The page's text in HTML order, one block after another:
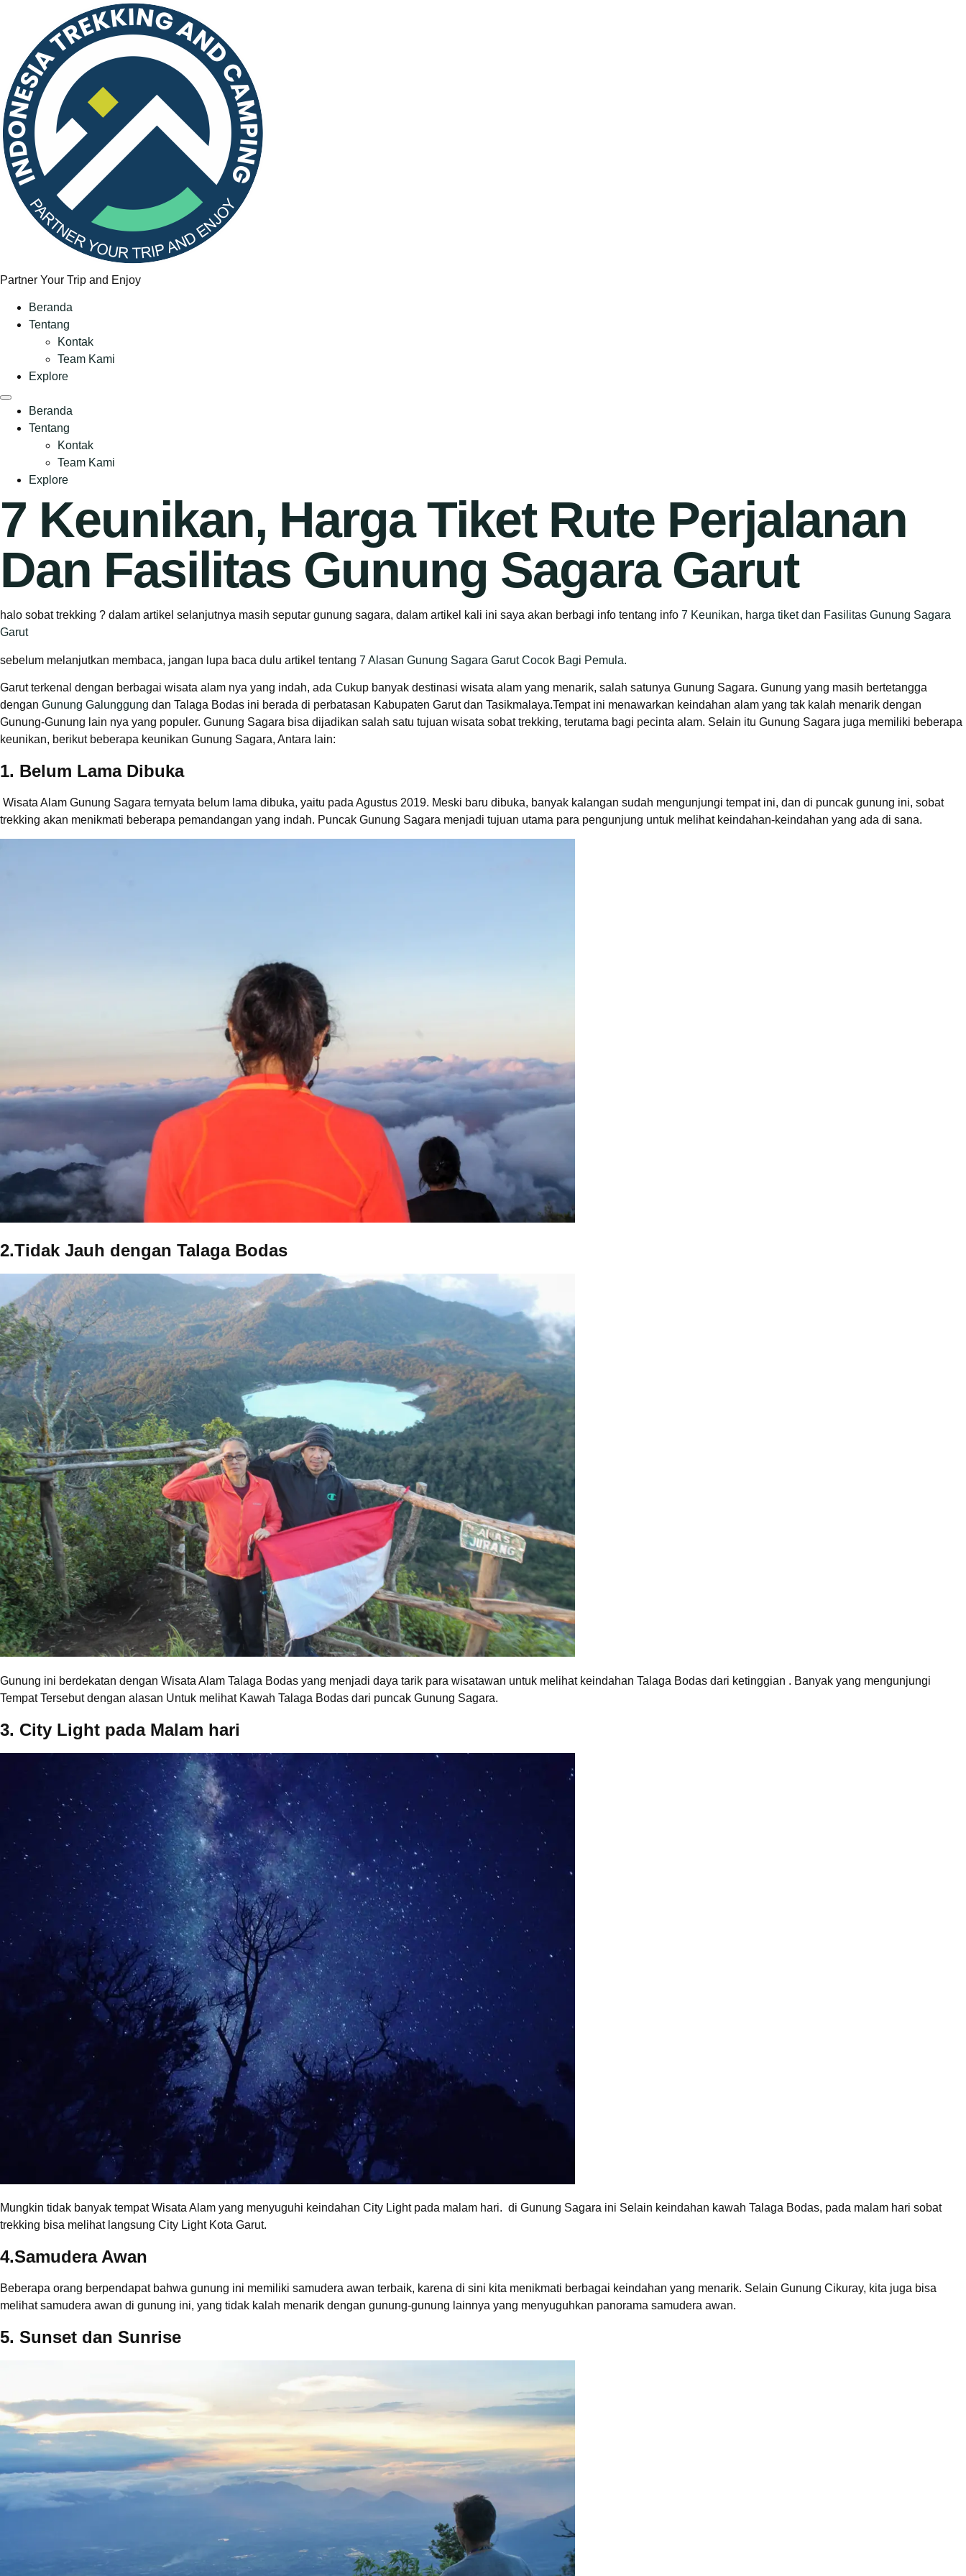
Partner Your Trip and Enjoy
Beranda
Tentang
Kontak
Team Kami
Explore
Beranda
Tentang
Kontak
Team Kami
Explore
7 Keunikan, Harga Tiket Rute Perjalanan
Dan Fasilitas Gunung Sagara Garut
halo sobat trekking ? dalam artikel selanjutnya masih seputar gunung sagara, dalam artikel kali ini saya akan berbagi info tentang info 7 Keunikan, harga tiket dan Fasilitas Gunung Sagara
Garut
sebelum melanjutkan membaca, jangan lupa baca dulu artikel tentang 7 Alasan Gunung Sagara Garut Cocok Bagi Pemula.
Garut terkenal dengan berbagai wisata alam nya yang indah, ada Cukup banyak destinasi wisata alam yang menarik, salah satunya Gunung Sagara. Gunung yang masih bertetangga
dengan Gunung Galunggung dan Talaga Bodas ini berada di perbatasan Kabupaten Garut dan Tasikmalaya.Tempat ini menawarkan keindahan alam yang tak kalah menarik dengan
Gunung-Gunung lain nya yang populer. Gunung Sagara bisa dijadikan salah satu tujuan wisata sobat trekking, terutama bagi pecinta alam. Selain itu Gunung Sagara juga memiliki beberapa
keunikan, berikut beberapa keunikan Gunung Sagara, Antara lain:
1. Belum Lama Dibuka
Wisata Alam Gunung Sagara ternyata belum lama dibuka, yaitu pada Agustus 2019. Meski baru dibuka, banyak kalangan sudah mengunjungi tempat ini, dan di puncak gunung ini, sobat
trekking akan menikmati beberapa pemandangan yang indah. Puncak Gunung Sagara menjadi tujuan utama para pengunjung untuk melihat keindahan-keindahan yang ada di sana.
2.Tidak Jauh dengan Talaga Bodas
Gunung ini berdekatan dengan Wisata Alam Talaga Bodas yang menjadi daya tarik para wisatawan untuk melihat keindahan Talaga Bodas dari ketinggian . Banyak yang mengunjungi
Tempat Tersebut dengan alasan Untuk melihat Kawah Talaga Bodas dari puncak Gunung Sagara.
3. City Light pada Malam hari
Mungkin tidak banyak tempat Wisata Alam yang menyuguhi keindahan City Light pada malam hari. di Gunung Sagara ini Selain keindahan kawah Talaga Bodas, pada malam hari sobat
trekking bisa melihat langsung City Light Kota Garut.
4.Samudera Awan
Beberapa orang berpendapat bahwa gunung ini memiliki samudera awan terbaik, karena di sini kita menikmati berbagai keindahan yang menarik. Selain Gunung Cikuray, kita juga bisa
melihat samudera awan di gunung ini, yang tidak kalah menarik dengan gunung-gunung lainnya yang menyuguhkan panorama samudera awan.
5. Sunset dan Sunrise